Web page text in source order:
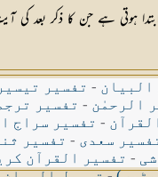
ہوتی ہے جن کا ذکر بعد کی
البیان - تفسیر
الرحمٰن - تفسیر
- تفسیر سراج
سعدی - تفسیر
- تفسیر القرآن